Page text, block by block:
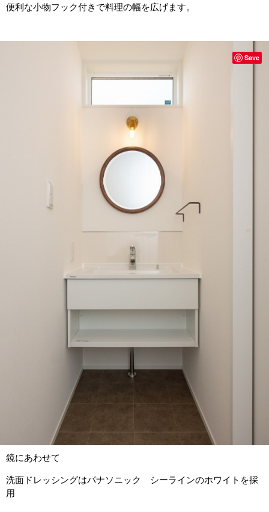
便利な小物フック付きで料理の幅を広げます。
鏡にあわせて
洗面ドレッシングはパナソニック シーラインのホワイトを採
用
Save